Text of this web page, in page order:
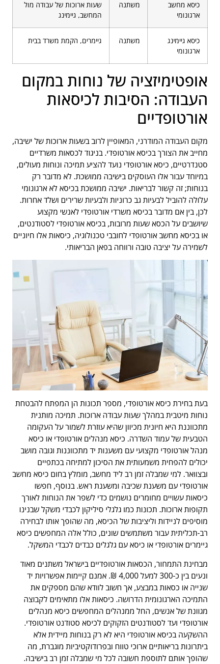
כיסא מחשב
ארגונומי
משתנה
שעות ארוכות של עבודה מול
המחשב, גיימינג
כיסא גיימינג
ארגונומי
משתנה גיימרים, הקמת משרד בבית
אופטימיזציה של נוחות במקום
העבודה: הסיבות לכיסאות
אורטופדיים
מקום העבודה המודרני, המאופיין לרוב בשעות ארוכות של ישיבה,
מחייב את הצורך בכיסא אורטופדי. בניגוד לכסאות משרדיים
סטנדרטיים, כיסא אורטופדי נועד להציע תמיכה ונוחות מעולים,
במיוחד עבור אלו העוסקים בישיבה ממושכת. לא מדובר רק
בנוחות; זה קשור לבריאות. ישיבה ממושכת בכיסא לא ארגונומי
עלולה להוביל לבעיות גב כרוניות ולבעיות שרירים ושלד אחרות.
לכן, בין אם מדובר בכיסא משרדי אורטופדי לאנשי מקצוע
שיושבים על הכסא שעות מרובות, בכיסא אורטופדי לסטודנטים,
או בכיסא מחשב אורטופדי לחובבי טכנולוגיה, כיסאות אלו חיוניים
לשמירה על יציבה טובה ורווחה בפאן הבריאותי.
בעת בחירת כיסא אורטופדי, מספר תכונות הן המפתח להבטחת
נוחות מיטבית במהלך שעות עבודה ארוכות. תמיכה מותנית
מתכווננת היא חיונית מכיוון שהיא עוזרת לשמור על העקומה
הטבעית של עמוד השדרה. כיסא מנהלים אורטופדי או כיסא
מנהל אורטופדי מקצועי עם משענות יד מתכווננות וגובה מושב
יכולים להפחית משמעותית את הסיכון למתיחה בכתפיים
ובצוואר. למי שמבלה זמן רב ליד מחשב, מומלץ בחום כיסא מחשב
אורטופדי עם משענת שכיבה ומשענת ראש. בנוסף, חפשו
כיסאות עשויים מחומרים נושמים כדי לשפר את הנוחות לאורך
תקופות ארוכות. תכונות כמו גלגלי סיליקון לכבדי משקל שבנינו
מוסיפים לניידות וליציבות של הכיסא, מה שהופך אותו לבחירה
רב-תכליתית עבור משתמשים שונים, כולל אלה המחפשים כיסא
גיימרים אורטופדי או כיסא עם גלגלים כבדים לכבדי המשקל.
מבחינת התמחור, הכסאות אורטופדיים בישראל משתנים מאוד
ונעים בין כ-300 למעל 4,000 ₪. אמנם קיימות אפשרויות יד
שנייה או כסאות במבצע, אך חשוב לוודא שהם מספקים את
התמיכה הארגונומית הדרושה. כיסאות אלו מתאימים לקבוצה
מגוונת של אנשים, החל ממנהלים המחפשים כיסא מנהלים
אורטופדי ועד לסטודנטים הזקוקים לכיסא סטודנט אורטופדי.
ההשקעה בכיסא אורטופדי היא לא רק בנוחות מיידית אלא
ביתרונות בריאותיים ארוכי טווח ובפרודוקטיביות מוגברת, מה
שהופך אותם לתוספת חשובה לכל מי שמבלה זמן רב בישיבה.